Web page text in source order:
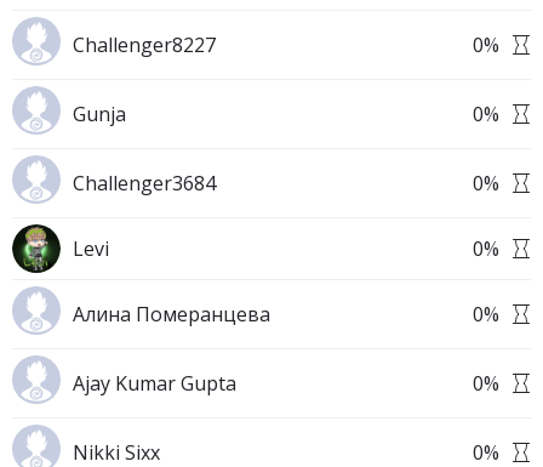
Challenger8227 0%
Gunja 0%
Challenger3684 0%
Levi 0%
Алина Померанцева 0%
Ajay Kumar Gupta 0%
Nikki Sixx 0%